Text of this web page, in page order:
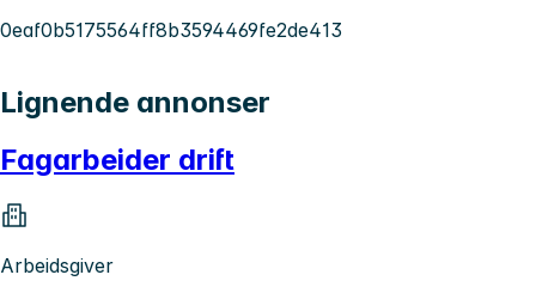
0eaf0b5175564ff8b3594469fe2de413
Lignende annonser
Fagarbeider drift
Arbeidsgiver